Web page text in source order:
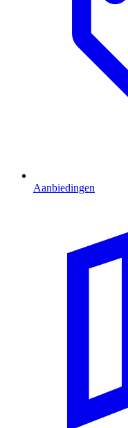
Aanbiedingen